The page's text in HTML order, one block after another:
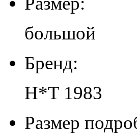
большой
Бренд:
H*T 1983
Размер